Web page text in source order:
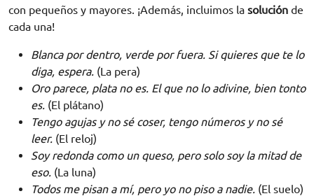
con pequeños y mayores. ¡Además, incluimos la solución de
cada una!
Blanca por dentro, verde por fuera. Si quieres que te lo
diga, espera. (La pera)
Oro parece, plata no es. El que no lo adivine, bien tonto
es. (El plátano)
Tengo agujas y no sé coser, tengo números y no sé
leer. (El reloj)
Soy redonda como un queso, pero solo soy la mitad de
eso. (La luna)
Todos me pisan a mí, pero yo no piso a nadie. (El suelo)